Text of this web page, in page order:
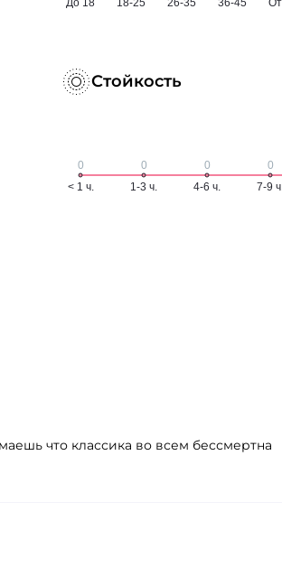
Стойкость
что классика во всем бессмертна